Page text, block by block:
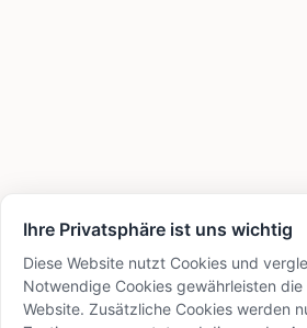
Ihre Privatsphäre ist uns wichtig
Diese Website nutzt Cookies und
Notwendige Cookies gewährleisten
Website. Zusätzliche Cookies werden